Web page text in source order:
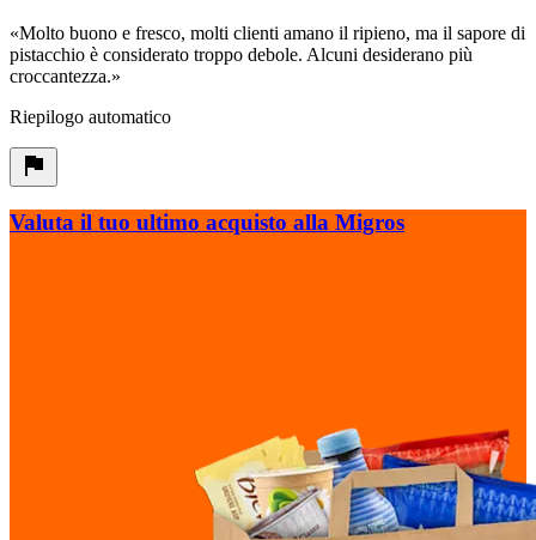
«Molto buono e fresco, molti clienti amano il ripieno, ma il sapore di
pistacchio è considerato troppo debole. Alcuni desiderano più
croccantezza.»
Riepilogo automatico
Valuta il tuo ultimo acquisto alla Migros